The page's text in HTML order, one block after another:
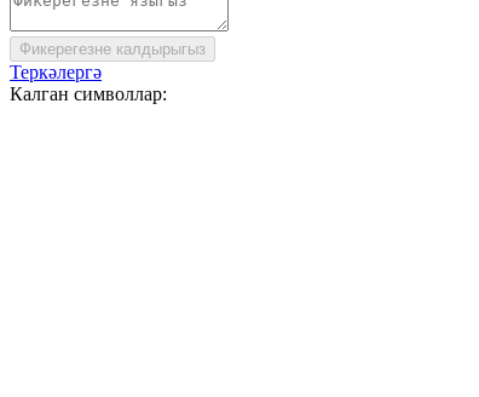
Фикерегезне калдырыгыз
Теркәлергә
Калган символлар: